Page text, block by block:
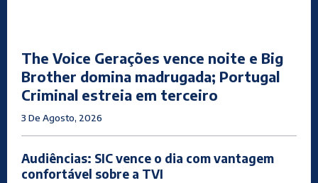
The Voice Gerações vence noite e Big
Brother domina madrugada; Portugal
Criminal estreia em terceiro
3 De Agosto, 2026
Audiências: SIC vence o dia com vantagem
confortável sobre a TVI